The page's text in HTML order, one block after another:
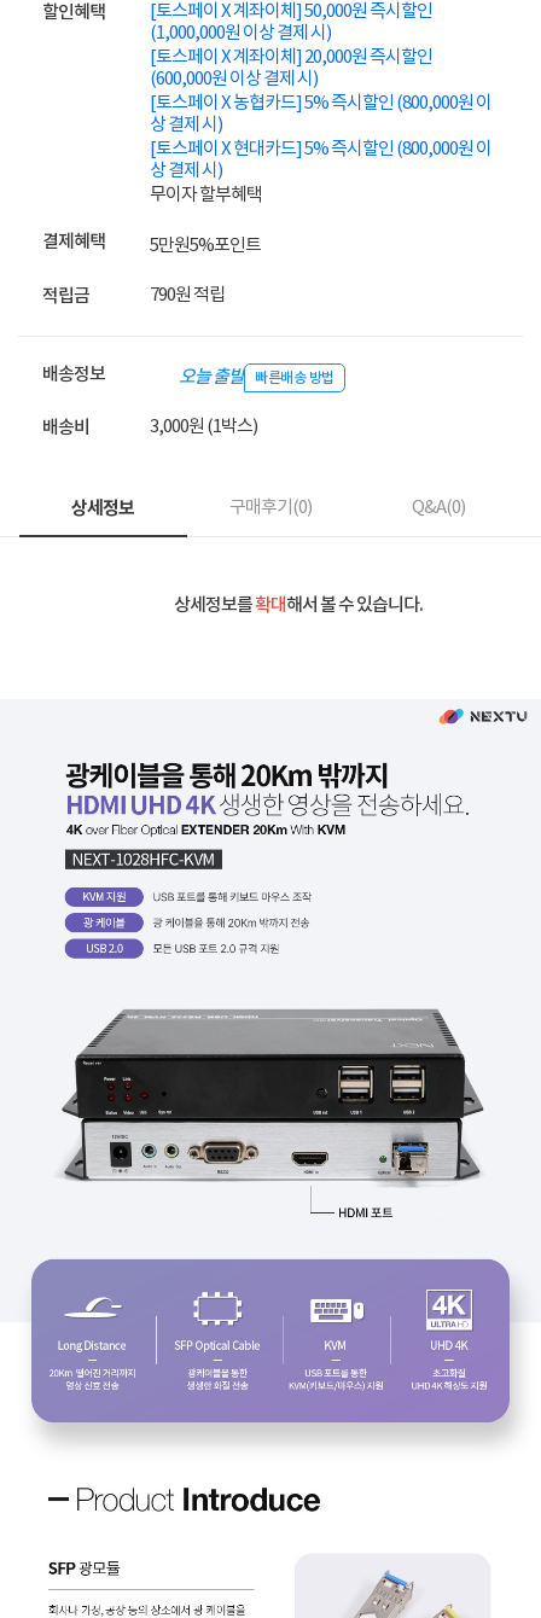
할인혜택
[토스페이 X 계좌이체] 50,000원 즉시할인
(1,000,000원 이상 결제 시)
[토스페이 X 계좌이체] 20,000원 즉시할인
(600,000원 이상 결제 시)
[토스페이 X 농협카드] 5% 즉시할인 (800,000원 이
상 결제 시)
[토스페이 X 현대카드] 5% 즉시할인 (800,000원 이
상 결제 시)
무이자 할부혜택
결제혜택 5만원5%포인트
적립금 790원 적립
배송정보 오늘 출발 빠른배송 방법
배송비 3,000원 (1박스)
상세정보 구매후기(0) Q&A(0)
상세정보를확대해서 볼 수 있습니다.